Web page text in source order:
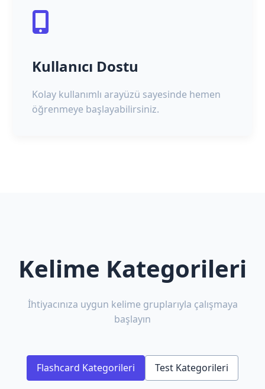
Kullanıcı Dostu
Kolay kullanımlı arayüzü sayesinde hemen
öğrenmeye başlayabilirsiniz.
Kelime Kategorileri
İhtiyacınıza uygun kelime gruplarıyla çalışmaya
başlayın
Flashcard Kategorileri Test Kategorileri